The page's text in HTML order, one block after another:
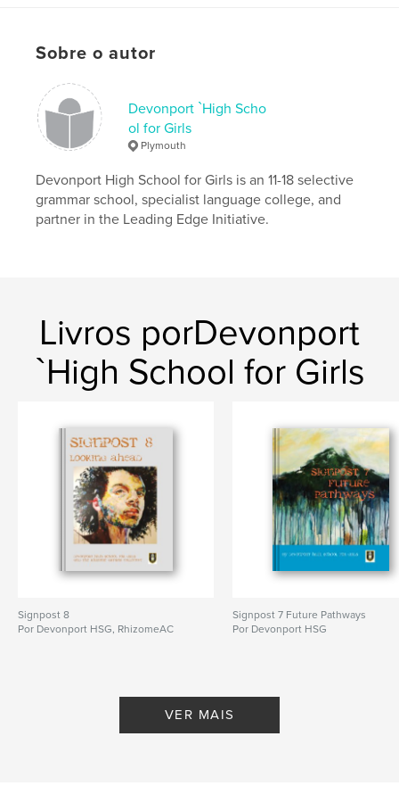
Sobre o autor
Devonport `High Scho
ol for Girls
Plymouth
Devonport High School for Girls is an 11-18 selective
grammar school, specialist language college, and
partner in the Leading Edge Initiative.
Livros porDevonport
`High School for Girls
Signpost 8
Por Devonport HSG, RhizomeAC
Signpost 7 Future Pathways
Por Devonport HSG
VER MAIS